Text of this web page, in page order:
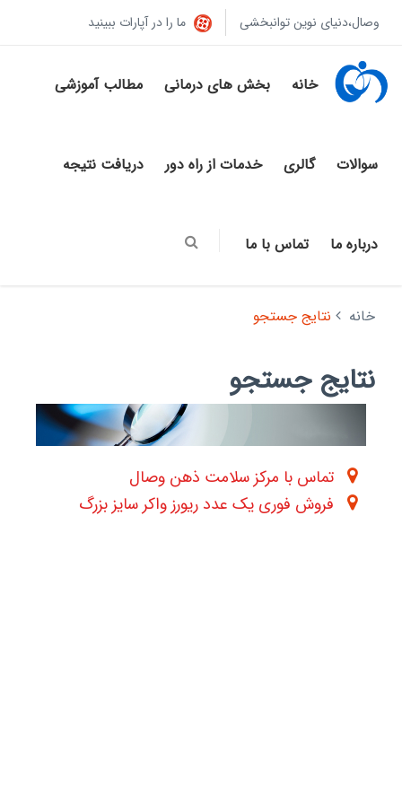
وصال،دنیای نوین توانبخشی ما را در آپارات ببینید
خانه بخش های درمانی مطالب آموزشی
سوالات گالری خدمات از راه دور دریافت نتیجه
درباره ما تماس با ما
خانه نتایج جستجو
نتایج جستجو
تماس با مرکز سلامت ذهن وصال
فروش فوری یک عدد ریورز واکر سایز بزرگ